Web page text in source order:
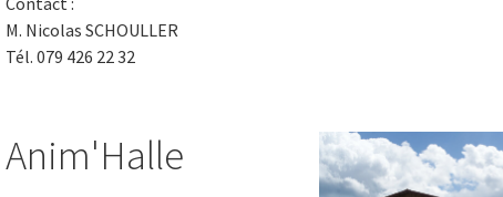
M. Nicolas SCHOULLER
Tél. 079 426 22 32
Anim'Halle